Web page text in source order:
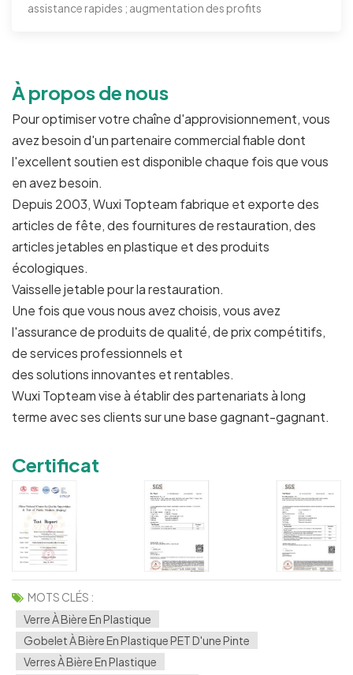
assistance rapides ; augmentation des profits
À propos de nous
Pour optimiser votre chaîne d'approvisionnement, vous
avez besoin d'un partenaire commercial fiable dont
l'excellent soutien est disponible chaque fois que vous
en avez besoin.
Depuis 2003, Wuxi Topteam fabrique et exporte des
articles de fête, des fournitures de restauration, des
articles jetables en plastique et des produits
écologiques.
Vaisselle jetable pour la restauration.
Une fois que vous nous avez choisis, vous avez
l'assurance de produits de qualité, de prix compétitifs,
de services professionnels et
des solutions innovantes et rentables.
Wuxi Topteam vise à établir des partenariats à long
terme avec ses clients sur une base gagnant-gagnant.
Certificat
MOTS CLÉS :
Verre À Bière En Plastique
Gobelet À Bière En Plastique PET D'une Pinte
Verres À Bière En Plastique